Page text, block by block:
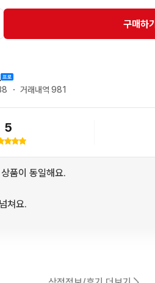
구매하기
・ 거래내역 981
5
품이 동일해요.
쳐요.